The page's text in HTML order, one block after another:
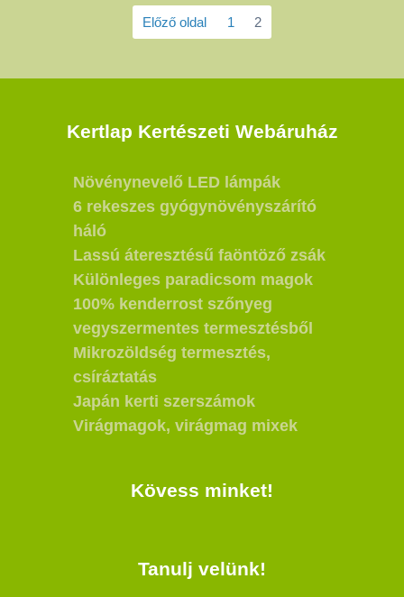
Előző oldal 1 2
Kertlap Kertészeti Webáruház
Növénynevelő LED lámpák
6 rekeszes gyógynövényszárító
háló
Lassú áteresztésű faöntöző zsák
Különleges paradicsom magok
100% kenderrost szőnyeg
vegyszermentes termesztésből
Mikrozöldség termesztés,
csíráztatás
Japán kerti szerszámok
Virágmagok, virágmag mixek
Kövess minket!
Tanulj velünk!